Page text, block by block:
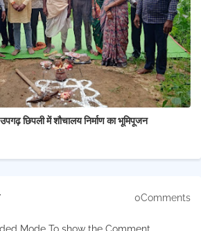
छिपली में शौचालय निर्माण का भूमिपूजन
0Comments